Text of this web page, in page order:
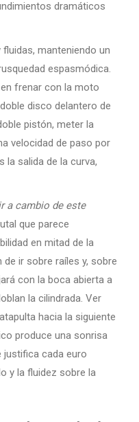
dramáticos
manteniendo un
espasmódica.
frenar con la moto
disco delantero de
pistón, meter la
velocidad de paso por
la salida de la curva,
a cambio de este
que parece
en mitad de la
ir sobre raíles y, sobre
con la boca abierta a
la cilindrada. Ver
hacia la siguiente
produce una sonrisa
justifica cada euro
y la fluidez sobre la